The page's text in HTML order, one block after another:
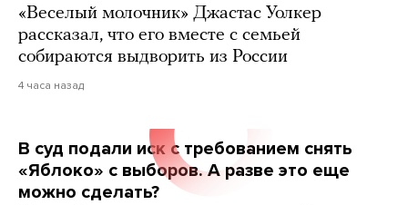
«Веселый молочник» Джастас Уолкер
рассказал, что его вместе с семьей
собираются выдворить из России
4 часа назад
В суд подали иск с требованием снять
«Яблоко» с выборов. А разве это еще
можно сделать?